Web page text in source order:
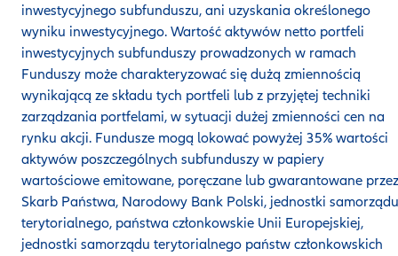
inwestycyjnego subfunduszu, ani uzyskania określonego
wyniku inwestycyjnego. Wartość aktywów netto portfeli
inwestycyjnych subfunduszy prowadzonych w ramach
Funduszy może charakteryzować się dużą zmiennością
wynikającą ze składu tych portfeli lub z przyjętej techniki
zarządzania portfelami, w sytuacji dużej zmienności cen na
rynku akcji. Fundusze mogą lokować powyżej 35% wartości
aktywów poszczególnych subfunduszy w papiery
wartościowe emitowane, poręczane lub gwarantowane przez
Skarb Państwa, Narodowy Bank Polski, jednostki samorządu
terytorialnego, państwa członkowskie Unii Europejskiej,
jednostki samorządu terytorialnego państw członkowskich